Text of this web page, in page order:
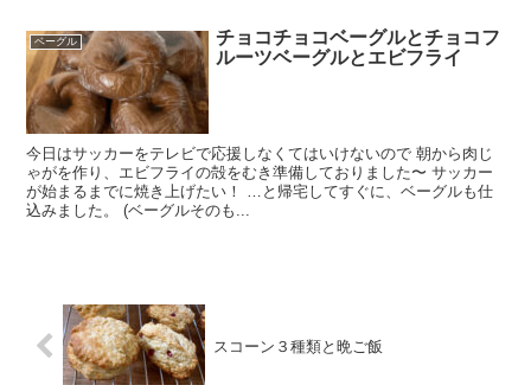
ベーグル
チョコチョコベーグルとチョコフ
ルーツベーグルとエビフライ
今日はサッカーをテレビで応援しなくてはいけないので 朝から肉じ
ゃがを作り、エビフライの殻をむき準備しておりました〜 サッカー
が始まるまでに焼き上げたい！ …と帰宅してすぐに、ベーグルも仕
込みました。 (ベーグルそのも...
スコーン３種類と晩ご飯